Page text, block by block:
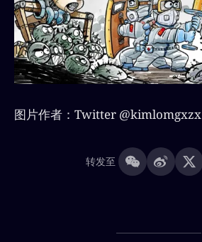
图片作者：Twitter @kimlomgxzx
转发至